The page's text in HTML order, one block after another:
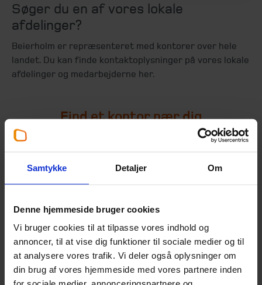
Samtykke Detaljer Om
Denne hjemmeside bruger cookies
Vi bruger cookies til at tilpasse vores indhold og
annoncer, til at vise dig funktioner til sociale medier og til
at analysere vores trafik. Vi deler også oplysninger om
din brug af vores hjemmeside med vores partnere inden
Søger du en af vores lokale
afdelinger?
Beierholm er repræsenteret med kontorer over hele
landet. Du kan finde kontaktoplysninger på vores lokale
afdelinger og medarbejderne her.
Find et kontor nær dig
Seneste pressemeddelelser